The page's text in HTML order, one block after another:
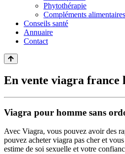
Phytothérapie
Compléments alimentaires
Conseils santé
Annuaire
Contact
En vente viagra france
Viagra pour homme sans
Avec Viagra, vous pouvez avoir des
pouvez acheter viagra pas cher et
estime de soi sexuelle et votre